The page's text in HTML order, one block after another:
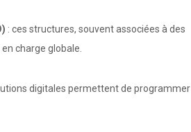
: ces structures, souvent associées à des
charge globale.
digitales permettent de programmer